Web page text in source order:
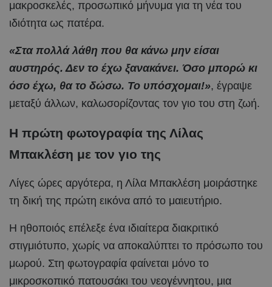
μακροσκελές, προσωπικό μήνυμα για τη νέα του
ιδιότητα ως πατέρα.
«Στα πολλά λάθη που θα κάνω μην είσαι
αυστηρός. Δεν το έχω ξανακάνει. Όσο μπορώ κι
όσο έχω, θα το δώσω. Το υπόσχομαι!», έγραψε
μεταξύ άλλων, καλωσορίζοντας τον γιο του στη ζωή.
Η πρώτη φωτογραφία της Λίλας
Μπακλέση με τον γιο της
Λίγες ώρες αργότερα, η Λίλα Μπακλέση μοιράστηκε
τη δική της πρώτη εικόνα από το μαιευτήριο.
Η ηθοποιός επέλεξε ένα ιδιαίτερα διακριτικό
στιγμιότυπο, χωρίς να αποκαλύπτει το πρόσωπο του
μωρού. Στη φωτογραφία φαίνεται μόνο το
μικροσκοπικό πατουσάκι του νεογέννητου, μια